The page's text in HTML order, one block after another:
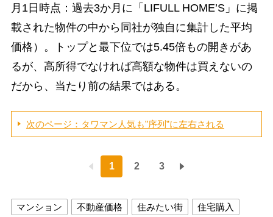
月1日時点：過去3か月に「LIFULL HOME’S」に掲
載された物件の中から同社が独自に集計した平均
価格）。トップと最下位では5.45倍もの開きがあ
るが、高所得でなければ高額な物件は買えないの
だから、当たり前の結果ではある。
次のページ：タワマン人気も”序列”に左右される
1 2 3
マンション 不動産価格 住みたい街 住宅購入